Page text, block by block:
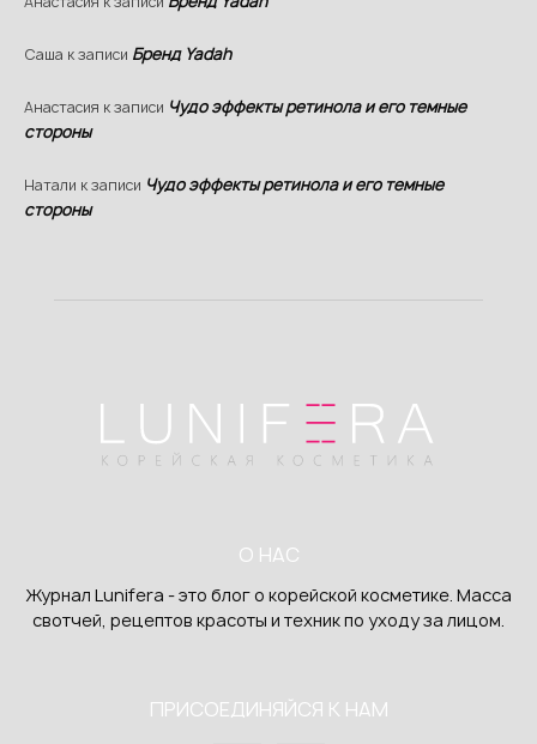
Саша к записи Бренд Yadah
Анастасия к записи Чудо эффекты ретинола и его темные
стороны
Натали к записи Чудо эффекты ретинола и его темные
стороны
О НАС
Журнал Lunifera - это блог о корейской косметике. Масса
свотчей, рецептов красоты и техник по уходу за лицом.
ПРИСОЕДИНЯЙСЯ К НАМ